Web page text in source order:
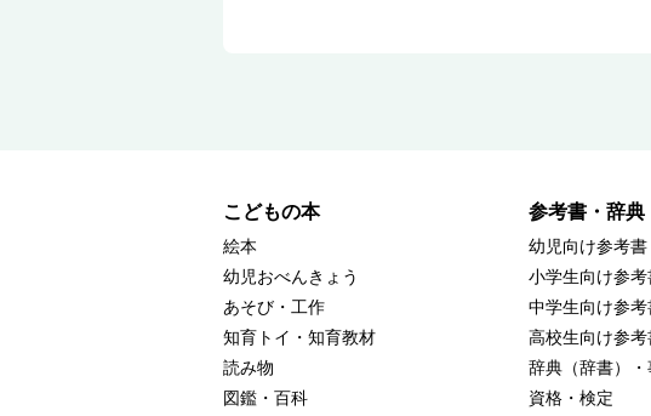
こどもの本
絵本
幼児おべんきょう
あそび・工作
知育トイ・知育教材
読み物
図鑑・百科
参考書・辞典
幼児向け参考
小学生向け参
中学生向け参
高校生向け参
辞典（辞書）
資格・検定